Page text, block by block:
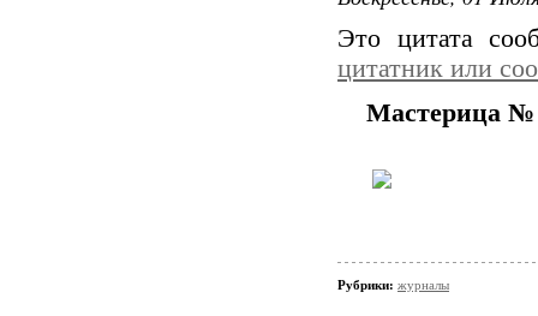
Это цитата
цитатник или
Мастерица №
Рубрики: журналы